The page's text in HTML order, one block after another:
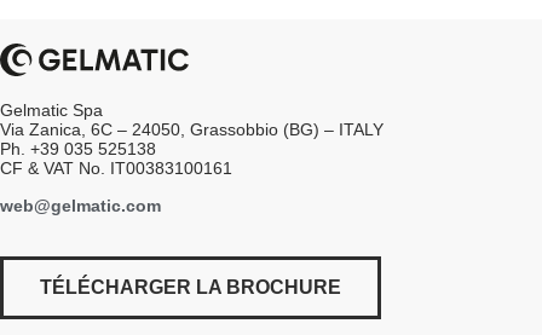
Gelmatic Spa
Via Zanica, 6C – 24050, Grassobbio (BG) – ITALY
Ph. +39 035 525138
CF & VAT No. IT00383100161
web@gelmatic.com
TÉLÉCHARGER LA BROCHURE